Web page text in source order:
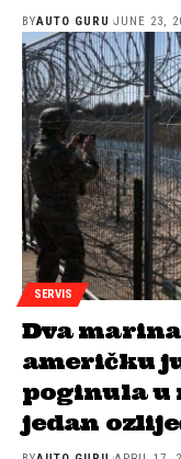
BYAUTO GURU JUNE 23,
SERVIS
Dva
američku
poginula u
jedan